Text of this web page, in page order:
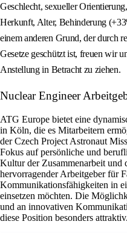
Geschlecht, sexueller
Herkunft, Alter, Behinderung
einem anderen Grund, der durch
Gesetze geschützt ist, freuen wir
Anstellung in Betracht zu ziehen.
Nuclear Engineer
ATG Europe bietet eine
in Köln, die es Mitarbeitern
der Czech Project Astronaut
Fokus auf persönliche und
Kultur der Zusammenarbeit und
hervorragender Arbeitgeber für
Kommunikationsfähigkeiten in
einsetzen möchten. Die
und an innovativen
diese Position besonders attraktiv.